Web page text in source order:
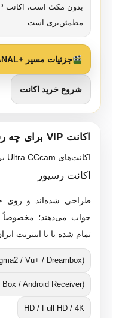
مطمئن‌تری است.
جزئیات مسیر +CANAL و 4K
شروع خرید اکانت
اکانت VIP برای چه رسیورهایی مناسب است؟
اکانت‌های Ultra CCcam برای انواع
اکانت رسیور
طراحی شده‌اند و روی
جواب می‌دهند؛ مخصوصاً
تمام شده یا با اینترنت
/ Vu+ / Dreambox)
/ Android Receiver)
HD / Full HD / 4K